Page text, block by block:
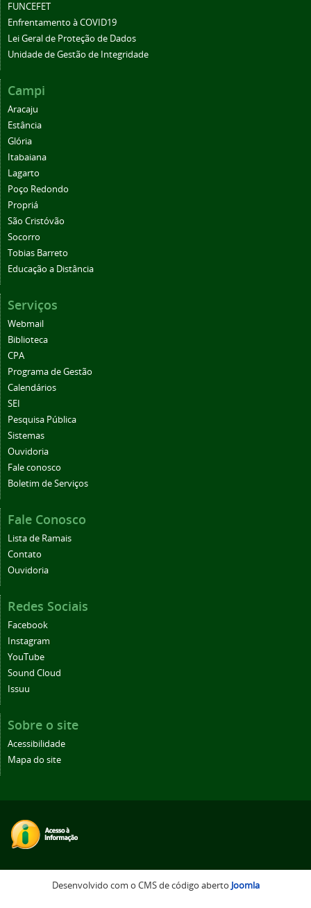
FUNCEFET
Enfrentamento à COVID19
Lei Geral de Proteção de Dados
Unidade de Gestão de Integridade
Campi
Aracaju
Estância
Glória
Itabaiana
Lagarto
Poço Redondo
Propriá
São Cristóvão
Socorro
Tobias Barreto
Educação a Distância
Serviços
Webmail
Biblioteca
CPA
Programa de Gestão
Calendários
SEI
Pesquisa Pública
Sistemas
Ouvidoria
Fale conosco
Boletim de Serviços
Fale Conosco
Lista de Ramais
Contato
Ouvidoria
Redes Sociais
Facebook
Instagram
YouTube
Sound Cloud
Issuu
Sobre o site
Acessibilidade
Mapa do site
Desenvolvido com o CMS de código aberto Joomla